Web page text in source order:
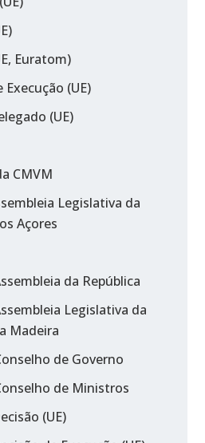
Euratom)
(UE)
(UE)
CMVM
Legislativa da
Açores
da República
Legislativa da
Madeira
de Governo
de Ministros
(UE)